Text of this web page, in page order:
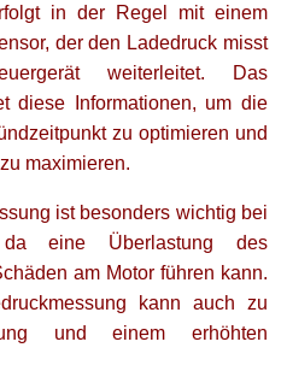
in der Regel mit einem
der den Ladedruck misst
weiterleitet. Das
diese Informationen, um die
zu optimieren und
maximieren.
ist besonders wichtig bei
da eine Überlastung des
am Motor führen kann.
kann auch zu
und einem erhöhten